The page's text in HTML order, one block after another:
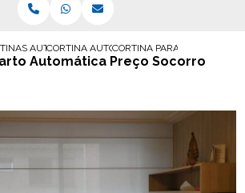
AUTOMATICAS
CORTINA AUTOMATICA PARA SALA
CORTINA PARA QUARTO
Automática Preço Socorro